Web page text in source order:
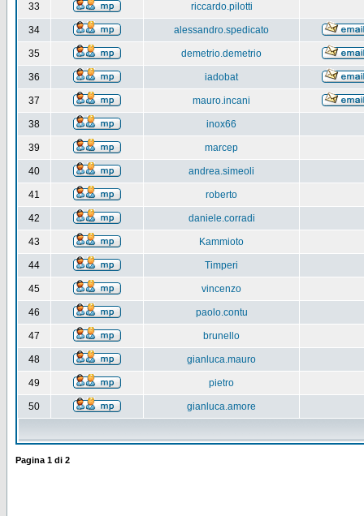
33 riccardo.pilotti
34 alessandro.spedicato
35 demetrio.demetrio
36 iadobat
37 mauro.incani
38 inox66
39 marcep
40 andrea.simeoli
41 roberto
42 daniele.corradi
43 Kammioto
44 Timperi
45 vincenzo
46 paolo.contu
47 brunello
48 gianluca.mauro
49 pietro
50 gianluca.amore
Pagina 1 di 2